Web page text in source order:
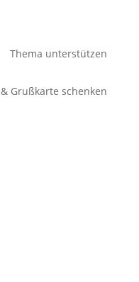
Thema unterstützen
& Grußkarte schenken